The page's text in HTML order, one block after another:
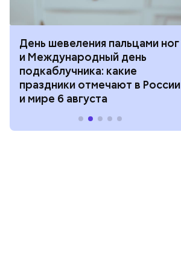
День шевеления пальцами ног
и Международный день
подкаблучника: какие
праздники отмечают в России
и мире 6 августа